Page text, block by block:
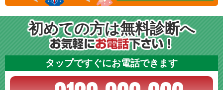
初めての方は無料診断へ
タップですぐにお電話できます